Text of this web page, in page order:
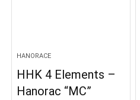
HANORACE
HHK 4 Elements –
Hanorac “MC”